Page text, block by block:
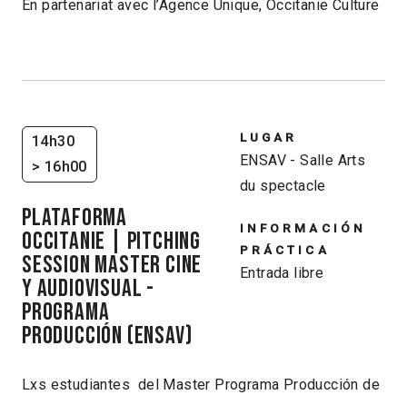
En partenariat avec l’Agence Unique, Occitanie Culture
LUGAR
ENSAV - Salle Arts
du spectacle
INFORMACIÓN
PRÁCTICA
Entrada libre
14h30
> 16h00
PLATAFORMA
OCCITANIE | Pitching
session Master Cine
y audiovisual -
Programa
Producción (ENSAV)
Lxs estudiantes del Master Programa Producción de